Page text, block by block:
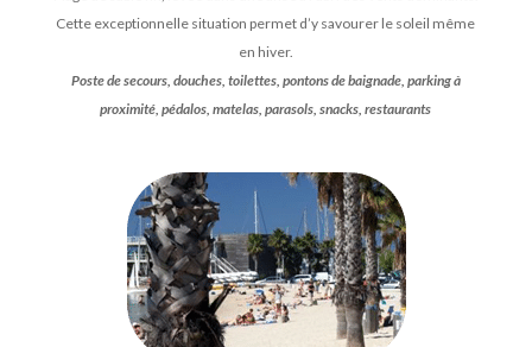
Cette exceptionnelle situation permet d’y savourer le soleil même
en hiver.
Poste de secours, douches, toilettes, pontons de baignade, parking à
proximité, pédalos, matelas, parasols, snacks, restaurants